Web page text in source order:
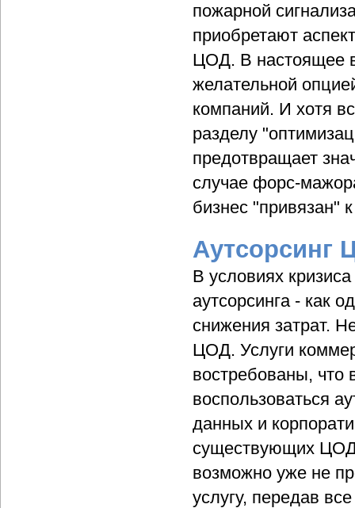
пожарной
приобретают
ЦОД. В настоящее
желательной
компаний. И хотя
разделу
предотвращает
случае форс-
бизнес "привязан"
Аутсорсинг
В условиях
аутсорсинга - как
снижения затрат.
ЦОД. Услуги
востребованы, что
воспользоваться
данных и
существующих ЦОД
возможно уже не
услугу, передав